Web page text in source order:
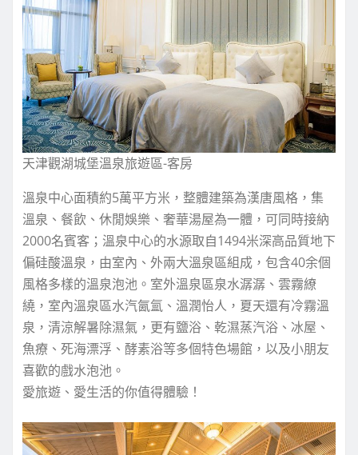
天津觀湖城堡溫泉旅遊區-客房
溫泉中心面積約5萬平方米，整體建築為漢唐風格，集
溫泉、餐飲、休閒娛樂、奢華湯屋為一體，可同時接納
2000名賓客；溫泉中心的水源取自1494米深高品質地下
偏硅酸溫泉，由室內、外兩大溫泉區組成，包含40余個
風格多樣的溫泉泡池。室外溫泉區泉水潺潺、雲霧繚
繞，室內溫泉區水汽氤氳、溫潤怡人，夏天還有冷霧溫
泉，清涼解暑除濕氣，更有鹽浴、乾濕蒸汽浴、冰屋、
魚療、死海漂浮、酵素浴等多個特色場館，以及小朋友
喜歡的戲水泡池。
愛旅遊、愛生活的你值得體驗！